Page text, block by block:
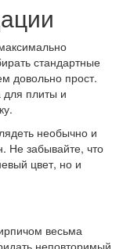
стандартные
довольно прост.
для плиты и
необычно и
Не забывайте, что
цвет, но и
весьма
неповторимый